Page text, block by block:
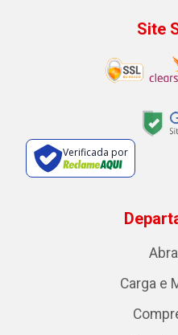
Site
Verificada por
Carga e